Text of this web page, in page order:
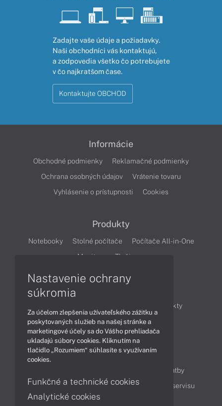
Zadajte vaše údaje a požiadavky.
Naši obchodníci vás kontaktujú,
a zodpovedia všetko čo potrebujete
v čo najkratšom čase.
Kontaktujte OBCHOD
Informácie
Obchodné podmienky
Reklamačné podmienky
Ochrana osobných údajov
Vrátenie tovaru
Vyhlásenie o prístupnosti
Cookies
Produkty
Notebooky Stolné počítače
Počítače All-in-One
Monitory
Tlačiarne
Produkty
Technológie
Videá
Obsah
Možnosti doručenia a platby
Podpora a servis
Servisné služby Cenník servisu
Nastavenie ochrany
súkromia
Za účelom zlepšenia užívateľského zážitku a
poskytovaných služieb na našej stránke a
marketingové účely sa do Vášho prehliadača
ukladajú súbory cookies. Kliknutím na
tlačidlo „Rozumiem“ súhlasíte s využívaním
cookies.
Funkčné a technické cookies
Analytické cookies